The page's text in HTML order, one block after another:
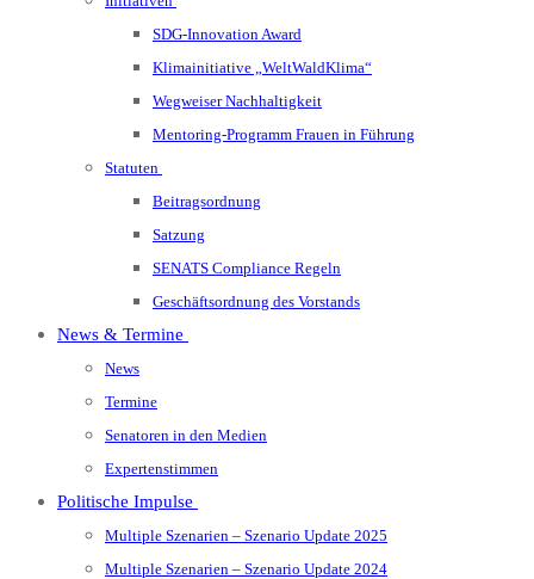
SDG-Innovation Award
Klimainitiative „WeltWaldKlima“
Wegweiser Nachhaltigkeit
Mentoring-Programm Frauen in Führung
Statuten
Beitragsordnung
Satzung
SENATS Compliance Regeln
Geschäftsordnung des Vorstands
News & Termine
News
Termine
Senatoren in den Medien
Expertenstimmen
Politische Impulse
Multiple Szenarien – Szenario Update 2025
Multiple Szenarien – Szenario Update 2024